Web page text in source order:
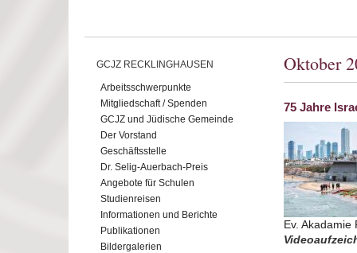
GCJZ RECKLINGHAUSEN
Arbeitsschwerpunkte
Mitgliedschaft / Spenden
GCJZ und Jüdische Gemeinde
Der Vorstand
Geschäftsstelle
Dr. Selig-Auerbach-Preis
Angebote für Schulen
Studienreisen
Informationen und Berichte
Publikationen
Bildergalerien
Oktober
75 Jahre
Ev.